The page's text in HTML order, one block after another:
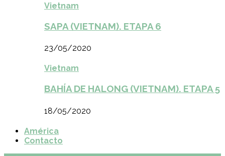
Vietnam
SAPA (VIETNAM). ETAPA 6
23/05/2020
Vietnam
BAHÍA DE HALONG (VIETNAM). ETAPA 5
18/05/2020
América
Contacto